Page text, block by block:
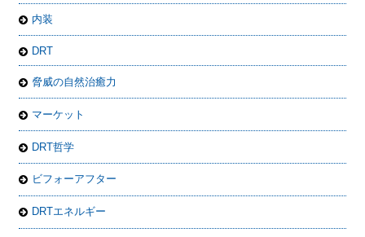
内装
DRT
脅威の自然治癒力
マーケット
DRT哲学
ビフォーアフター
DRTエネルギー